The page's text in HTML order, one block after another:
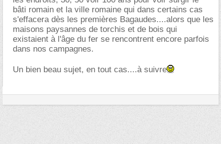
bâti romain et la ville romaine qui dans certains cas
s'effacera dès les premières Bagaudes....alors que les
maisons paysannes de torchis et de bois qui
existaient à l'âge du fer se rencontrent encore parfois
dans nos campagnes.
Un bien beau sujet, en tout cas....à suivre